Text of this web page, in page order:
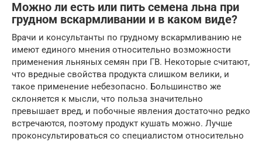
Можно ли есть или пить семена льна при
грудном вскармливании и в каком виде?
Врачи и консультанты по грудному вскармливанию не
имеют единого мнения относительно возможности
применения льняных семян при ГВ. Некоторые считают,
что вредные свойства продукта слишком велики, и
такое применение небезопасно. Большинство же
склоняется к мысли, что польза значительно
превышает вред, и побочные явления достаточно редко
встречаются, поэтому продукт кушать можно. Лучше
проконсультироваться со специалистом относительно